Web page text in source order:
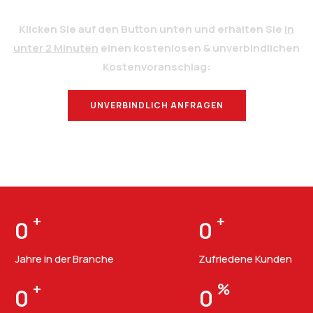
Klicken Sie auf den Button unten und erhalten Sie in
unter 2 Minuten einen kostenlosen & unverbindlichen
Kostenvoranschlag:
UNVERBINDLICH ANFRAGEN
0 +
Jahre in der Branche
0 +
Zufriedene Kunden
0 + 0 %